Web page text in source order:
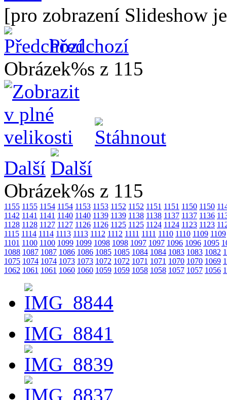
[pro zobrazení Slideshow
Předchozí
Obrázek%s z 115
Další
Obrázek%s z 115
1155 1155 1154 1154 1153 1153 1152 1152 1151 1151 1150 1150
1142 1141 1141 1140 1140 1139 1139 1138 1138 1137 1137 1136
1128 1128 1127 1127 1126 1126 1125 1125 1124 1124 1123 1123
1115 1114 1114 1113 1113 1112 1112 1111 1111 1110 1110 1109 1109
1101 1100 1100 1099 1099 1098 1098 1097 1097 1096 1096 1095
1088 1087 1087 1086 1086 1085 1085 1084 1084 1083 1083 1082
1075 1074 1074 1073 1073 1072 1072 1071 1071 1070 1070 1069
1062 1061 1061 1060 1060 1059 1059 1058 1058 1057 1057 1056